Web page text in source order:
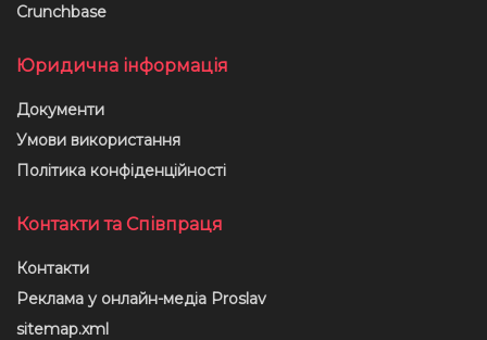
Crunchbase
Юридична інформація
Документи
Умови використання
Політика конфіденційності
Контакти та Співпраця
Контакти
Реклама у онлайн-медіа Proslav
sitemap.xml